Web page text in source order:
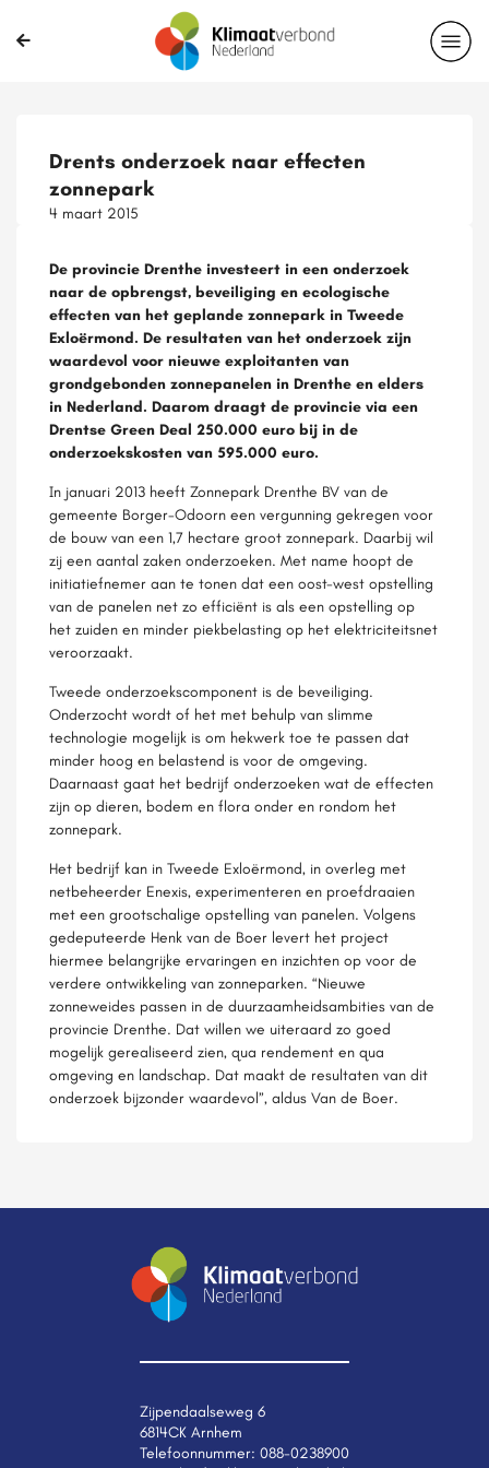
Drents onderzoek naar effecten
zonnepark
4 maart 2015
De provincie Drenthe investeert in een onderzoek
naar de opbrengst, beveiliging en ecologische
effecten van het geplande zonnepark in Tweede
Exloërmond. De resultaten van het onderzoek zijn
waardevol voor nieuwe exploitanten van
grondgebonden zonnepanelen in Drenthe en elders
in Nederland. Daarom draagt de provincie via een
Drentse Green Deal 250.000 euro bij in de
onderzoekskosten van 595.000 euro.
In januari 2013 heeft Zonnepark Drenthe BV van de
gemeente Borger-Odoorn een vergunning gekregen voor
de bouw van een 1,7 hectare groot zonnepark. Daarbij wil
zij een aantal zaken onderzoeken. Met name hoopt de
initiatiefnemer aan te tonen dat een oost-west opstelling
van de panelen net zo efficiënt is als een opstelling op
het zuiden en minder piekbelasting op het elektriciteitsnet
veroorzaakt.
Tweede onderzoekscomponent is de beveiliging.
Onderzocht wordt of het met behulp van slimme
technologie mogelijk is om hekwerk toe te passen dat
minder hoog en belastend is voor de omgeving.
Daarnaast gaat het bedrijf onderzoeken wat de effecten
zijn op dieren, bodem en flora onder en rondom het
zonnepark.
Het bedrijf kan in Tweede Exloërmond, in overleg met
netbeheerder Enexis, experimenteren en proefdraaien
met een grootschalige opstelling van panelen. Volgens
gedeputeerde Henk van de Boer levert het project
hiermee belangrijke ervaringen en inzichten op voor de
verdere ontwikkeling van zonneparken. “Nieuwe
zonneweides passen in de duurzaamheidsambities van de
provincie Drenthe. Dat willen we uiteraard zo goed
mogelijk gerealiseerd zien, qua rendement en qua
omgeving en landschap. Dat maakt de resultaten van dit
onderzoek bijzonder waardevol”, aldus Van de Boer.
Zijpendaalseweg 6
6814CK Arnhem
Telefoonnummer: 088-0238900